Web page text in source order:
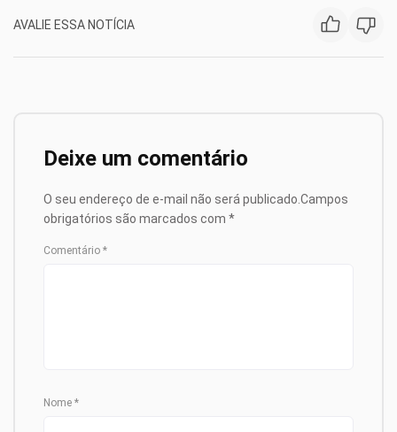
AVALIE ESSA NOTÍCIA
Deixe um comentário
O seu endereço de e-mail não será publicado. Campos
obrigatórios são marcados com *
Comentário *
Nome *